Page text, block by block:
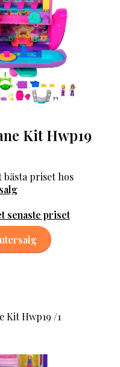
Kit Hwp19
bästa priset hos
senaste priset
Kit Hwp19 /1